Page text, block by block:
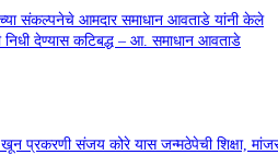
संकल्पनेचे आमदार समाधान आवताडे यांनी केले
निधी देण्यास कटिबद्ध – आ. समाधान आवताडे
खून प्रकरणी संजय कोरे यास जन्मठेपेची शिक्षा,